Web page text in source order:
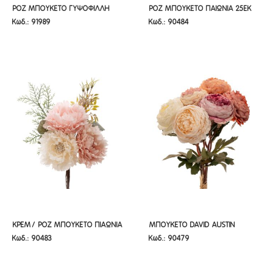
ΡΟΖ ΜΠΟΥΚΕΤΟ ΓΥΨΟΦΙΛΛΗ
120GR
ΡΟΖ ΜΠΟΥΚΕΤΟ ΓΥΨΟΦΙΛΛΗ
120gr
Κωδ.: 91989
ΡΟΖ ΜΠΟΥΚΕΤΟ ΠΑΙΩΝΙΑ 25ΕΚ Χ3
ΡΟΖ ΜΠΟΥΚΕΤΟ ΠΑΙΩΝΙΑ 25ΕΚ
Χ3
Κωδ.: 90484
ΚΡΕΜ/ ΡΟΖ ΜΠΟΥΚΕΤΟ ΠΙΑΩΝΙΑ
25ΕΚ Χ3
ΚΡΕΜ/ ΡΟΖ ΜΠΟΥΚΕΤΟ ΠΙΑΩΝΙΑ
25ΕΚ Χ3
Κωδ.: 90483
ΜΠΟΥΚΕΤΟ DAVID AUSTIN
ΤΡΙΑΝΤΑΦΥΛΛΟ ΣΕ ΠΑΛ
ΜΠΟΥΚΕΤΟ DAVID AUSTIN
ΤΡΙΑΝΤΑΦΥΛΛΟ ΣΕ ΠΑΛ
Κωδ.: 90479